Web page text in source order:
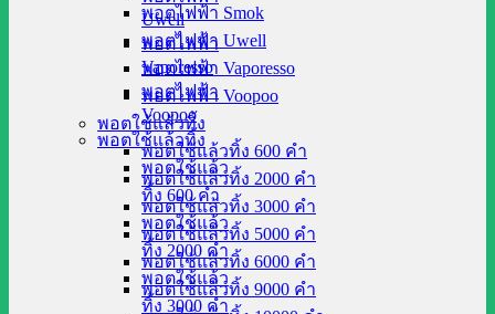
Uwell
พอตไฟฟ้า
Vaporesso
พอตไฟฟ้า
Voopoo
พอตใช้แล้วทิ้ง
พอตใช้แล้ว
ทิ้ง 600 คำ
พอตใช้แล้ว
ทิ้ง 2000 คำ
พอตใช้แล้ว
ทิ้ง 3000 คำ
พอตไฟฟ้า Smok
พอตไฟฟ้า Uwell
พอตไฟฟ้า Vaporesso
พอตไฟฟ้า Voopoo
พอตใช้แล้วทิ้ง
พอตใช้แล้วทิ้ง 600 คำ
พอตใช้แล้วทิ้ง 2000 คำ
พอตใช้แล้วทิ้ง 3000 คำ
พอตใช้แล้วทิ้ง 5000 คำ
พอตใช้แล้วทิ้ง 6000 คำ
พอตใช้แล้วทิ้ง 9000 คำ